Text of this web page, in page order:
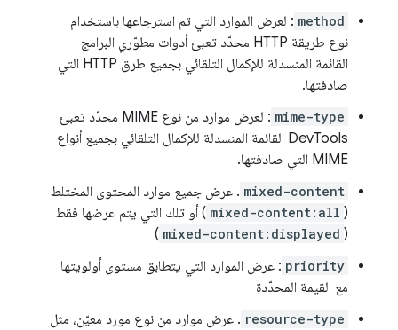
method : لعرض الموارد التي تم استرجاعها باستخدام
نوع طريقة HTTP محدّد تعبئ أدوات مطوّري البرامج
القائمة المنسدلة للإكمال التلقائي بجميع طرق HTTP التي
صادفتها.
mime-type
: لعرض موارد من نوع MIME محدّد تعبئ
DevTools القائمة المنسدلة للإكمال التلقائي بجميع أنواع
MIME التي صادفتها.
mixed-content . عرض جميع موارد المحتوى المختلط
(
mixed-content:all ) أو تلك التي يتم عرضها فقط
(
mixed-content:displayed
)
priority : عرض الموارد التي يتطابق مستوى أولويتها
مع القيمة المحدّدة
resource-type . عرض موارد من نوع مورد معيّن، مثل